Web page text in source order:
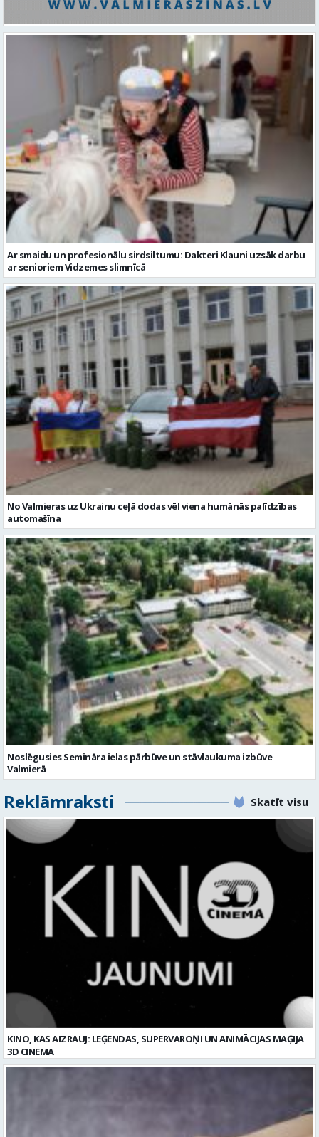
Ar smaidu un profesionālu sirdsiltumu: Dakteri Klauni uzsāk darbu
ar senioriem Vidzemes slimnīcā
No Valmieras uz Ukrainu ceļā dodas vēl viena humānās palīdzības
automašīna
Noslēgusies Semināra ielas pārbūve un stāvlaukuma izbūve
Valmierā
Reklāmraksti Skatīt visu